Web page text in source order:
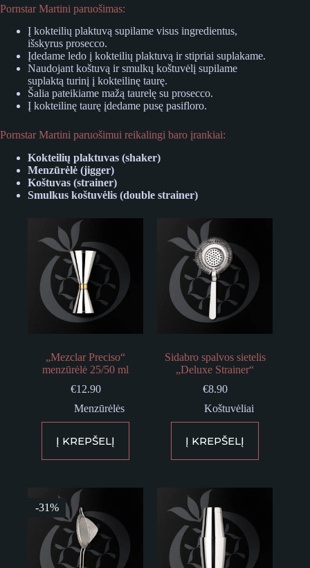
Pornstar Martini paruošimas:
Į kokteilių plaktuvą supilame visus ingredientus,
išskyrus prosecco.
Įdedame ledo į kokteilių plaktuvą ir stipriai suplakame.
Naudojant koštuvą ir smulkų koštuvėlį supilame
suplaktą turinį į kokteilinę taurę.
Šalia pateikiame mažą taurelę su prosecco.
Į kokteilinę taurę įdedame pusę pasifloro.
Pornstar Martini paruošimui reikalingi baro įrankiai:
Kokteilių plaktuvas (shaker)
Menzūrėlė (jigger)
Koštuvas (strainer)
Smulkus koštuvėlis (double strainer)
„Mezclar Preciso“
menzūrėlė 25/50 ml
€12.90
Menzūrėlės
Į KREPŠELĮ
Sidabro spalvos sietelis
„Deluxe Strainer“
€8.90
Koštuvėliai
Į KREPŠELĮ
-31%